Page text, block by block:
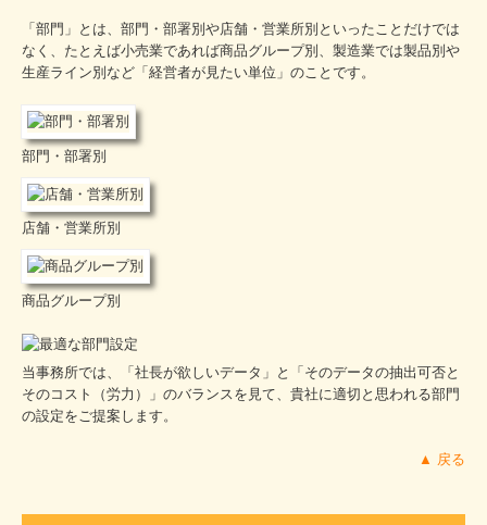
「部門」とは、部門・部署別や店舗・営業所別といったことだけでは
なく、たとえば小売業であれば商品グループ別、製造業では製品別や
生産ライン別など「経営者が見たい単位」のことです。
部門・部署別
店舗・営業所別
商品グループ別
当事務所では、「社長が欲しいデータ」と「そのデータの抽出可否と
そのコスト（労力）」のバランスを見て、貴社に適切と思われる部門
の設定をご提案します。
▲ 戻る